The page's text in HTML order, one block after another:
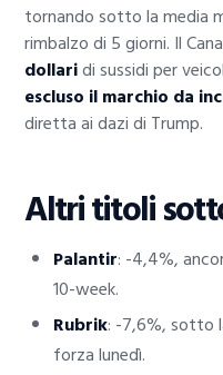
tornando sotto la media
rimbalzo di 5 giorni. Il
dollaridi sussidi per
escluso il marchio da
diretta ai dazi di Trump.
Altri titoli
Palantir: -4,4%,
10-week.
Rubrik: -7,6%, sotto
forza lunedì.